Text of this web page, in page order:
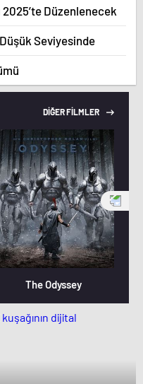
2025’te Düzenlenecek
Seviyesinde
DİĞER FİLMLER
The Odyssey